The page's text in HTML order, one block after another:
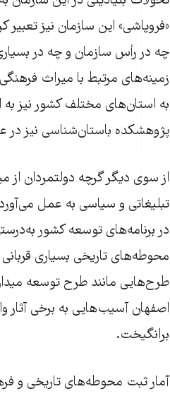
«فروپاشی» این سازمان نیز
چه در رأس سازمان و چه در
زمینه‌های مرتبط با میراث
به استان‌های مختلف کشور نیز به
پژوهشکده باستان‌شناسی نیز
از سوی دیگر گرچه دولتمردان از
تبلیغاتی و سیاسی به عمل
در برنامه‌های توسعه کشور
محوطه‌های تاریخی بسیاری
طرح‌هایی مانند طرح توسعه
اصفهان آسیب‌هایی به برخی آثار
برانگیخت.
آمار ثبت محوطه‌‌های تاریخی و